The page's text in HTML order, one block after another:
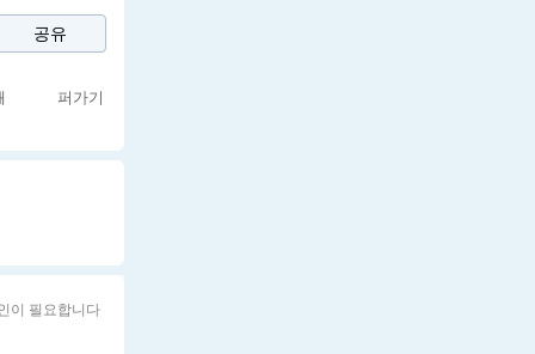
공유
퍼가기
이 필요합니다